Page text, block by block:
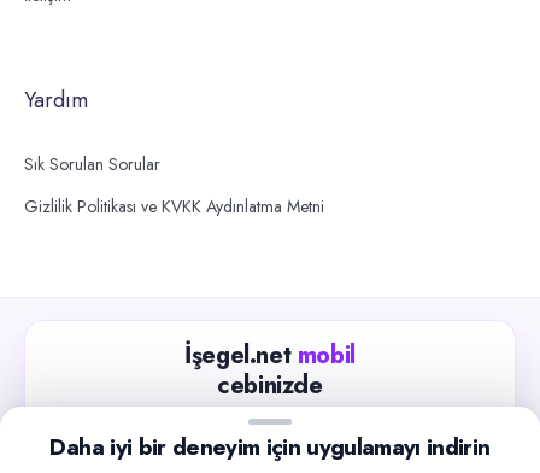
Yardım
Sık Sorulan Sorular
Gizlilik Politikası ve KVKK Aydınlatma Metni
İşegel.net mobil
cebinizde
Güncel iş ilanlarını takip edin, işverenlerle hızlıca
Daha iyi bir deneyim için uygulamayı indirin